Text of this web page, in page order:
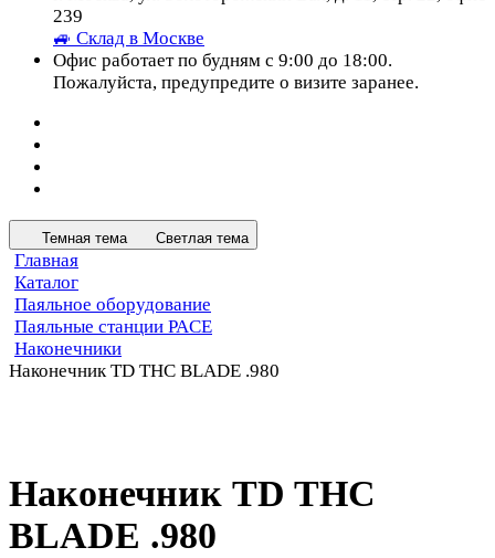
239
🚙 Склад в Москве
Офис работает по будням с 9:00 до 18:00.
Пожалуйста, предупредите о визите заранее.
Темная тема Светлая тема
Главная
Каталог
Паяльное оборудование
Паяльные станции PACE
Наконечники
Наконечник TD THC BLADE .980
Наконечник TD THC
BLADE .980